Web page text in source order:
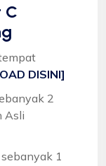
C
DISINI]
2
Asli
1